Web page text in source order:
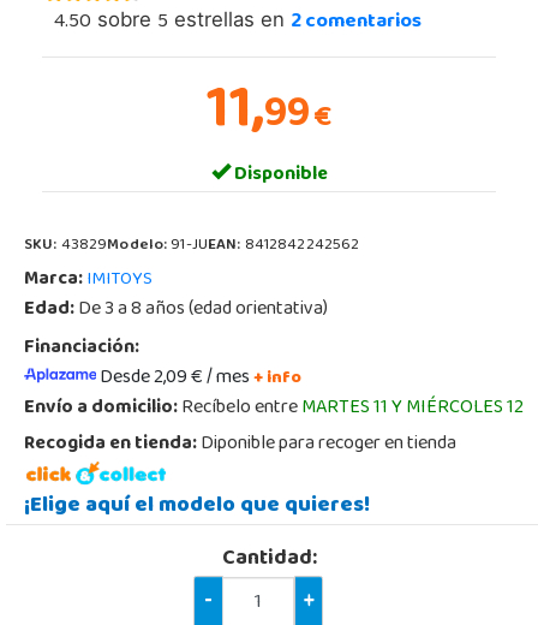
4.50 sobre 5 estrellas en 2comentarios
11,99€
Disponible
SKU:43829Modelo:91-JUEAN:8412842242562
Marca:IMITOYS
Edad:De 3 a 8 años (edad orientativa)
Financiación:
Desde 2,09 € / mes+ info
Envío a domicilio:Recíbelo entreMARTES 11 Y MIÉRCOLES 12
Recogida en tienda:Diponible para recoger en tienda
¡Elige aquí el modelo que quieres!
Cantidad:
-
+